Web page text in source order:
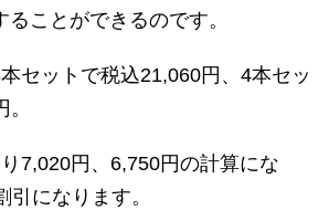
ことができるのです。
セットで税込21,060円、4本セッ
7,020円、6,750円の計算にな
引になります。